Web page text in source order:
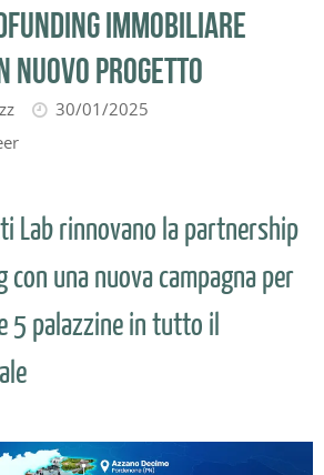
immobiliare
nuovo progetto
30/01/2025
Lab rinnovano la partnership
una nuova campagna per
5 palazzine in tutto il